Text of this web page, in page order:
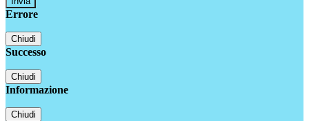
Errore
Chiudi
Successo
Chiudi
Informazione
Chiudi